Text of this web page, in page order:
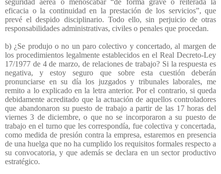
eficacia o la continuidad en la prestación de los servicios”, que
prevé el despido disciplinario. Todo ello, sin perjuicio de otras
responsabilidades administrativas, civiles o penales que procedan.
b) ¿Se produjo o no un paro colectivo y concertado, al margen de
los procedimientos legalmente establecidos en el Real Decreto-Ley
17/1977 de 4 de marzo, de relaciones de trabajo? Si la respuesta es
negativa, y estoy seguro que sobre esta cuestión deberán
pronunciarse en su día los juzgados y tribunales laborales, me
remito a lo explicado en la letra anterior. Por el contrario, si queda
debidamente acreditado que la actuación de aquellos controladores
que abandonaron su puesto de trabajo a partir de las 17 horas del
viernes 3 de diciembre, o que no se incorporaron a su puesto de
trabajo en el turno que les correspondía, fue colectiva y concertada,
como medida de presión contra la empresa, estaremos en presencia
de una huelga que no ha cumplido los requisitos formales respecto a
su convocatoria, y que además se declara en un sector productivo
estratégico.